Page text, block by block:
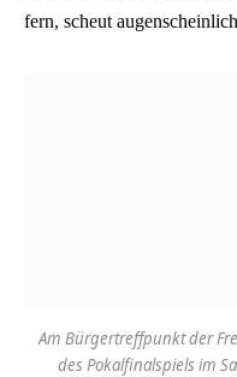
fern, scheut
Am Bürgertreffpunkt der
des Pokalfinalspiels im